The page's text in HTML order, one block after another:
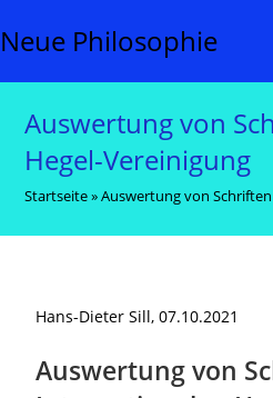
Neue Philosophie
Auswertung von
Hegel-Vereinigung
Startseite»Auswertung von
Hans-Dieter Sill, 07.10.2021
Auswertung von